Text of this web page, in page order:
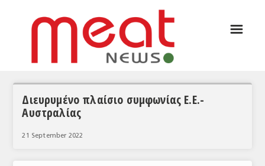
ΣΥΝΕΝΤΕΥΞΕΙΣ
ΘΕΜΑΤΑ
☰
Διευρυμένο πλαίσιο συμφωνίας Ε.Ε.-
Αυστραλίας
21 September 2022